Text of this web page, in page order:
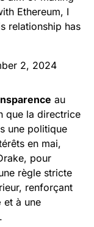
Ethereum, I
relationship has
2, 2024
au
que la directrice
une politique
en mai,
pour
règle stricte
renforçant
et à une